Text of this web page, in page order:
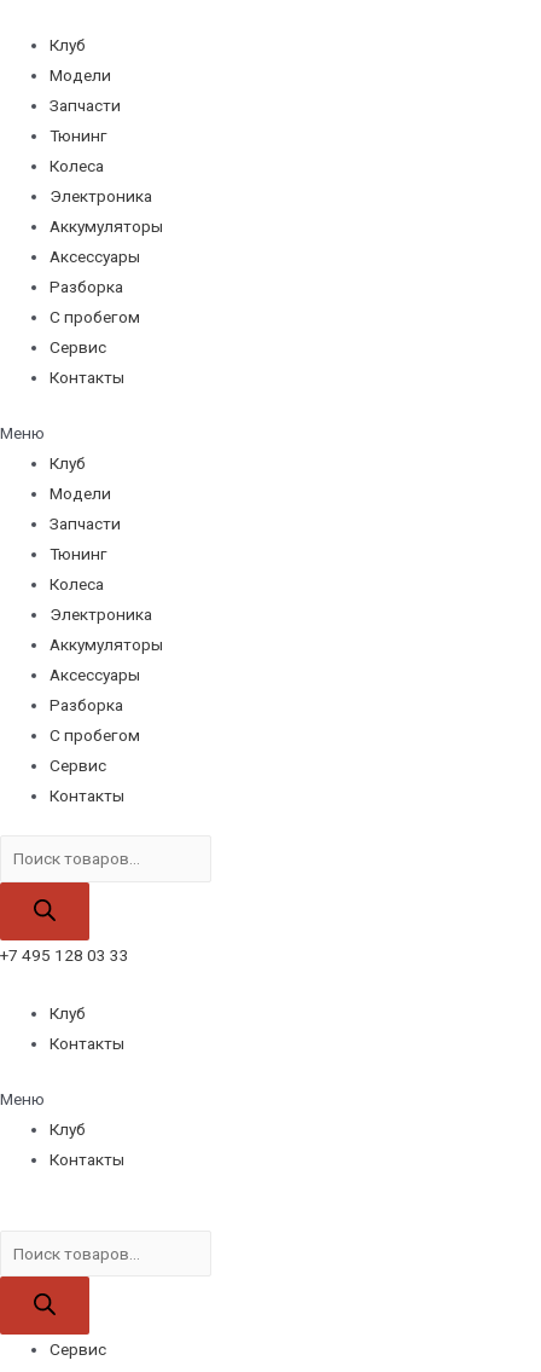
содержимому
Клуб
Модели
Запчасти
Тюнинг
Колеса
Электроника
Аккумуляторы
Аксессуары
Разборка
С пробегом
Сервис
Контакты
Меню
Клуб
Модели
Запчасти
Тюнинг
Колеса
Электроника
Аккумуляторы
Аксессуары
Разборка
С пробегом
Сервис
Контакты
товаров
+7 495 128 03 33
Клуб
Контакты
Меню
Клуб
Контакты
товаров
Сервис